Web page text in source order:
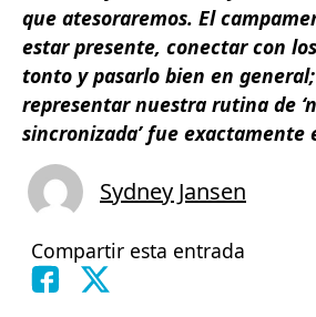
que atesoraremos. El
estar presente, conectar con
tonto y pasarlo bien en
representar nuestra rutina de
sincronizada’ fue exactamente
Sydney Jansen
Compartir esta entrada